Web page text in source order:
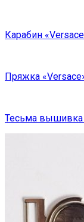
Карабин
Пряжка
Тесьма вышивка